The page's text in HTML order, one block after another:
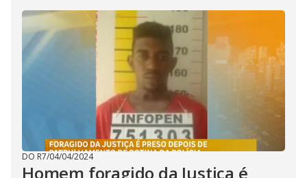
DO R7/04/04/2024
Homem foragido da Justiça é